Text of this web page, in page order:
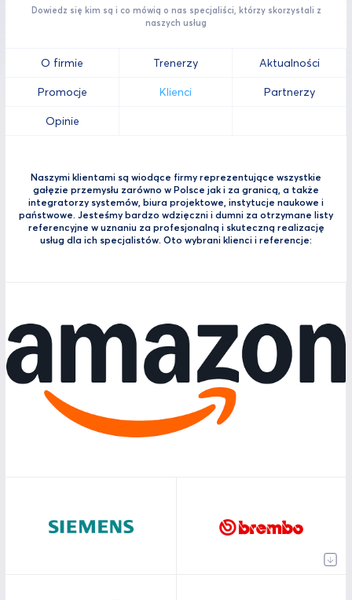
Dowiedz się kim są i co mówią o nas specjaliści, którzy skorzystali z
naszych usług
O firmie Trenerzy Aktualności
Promocje Klienci Partnerzy
Opinie
Naszymi klientami są wiodące firmy reprezentujące wszystkie
gałęzie przemysłu zarówno w Polsce jak i za granicą, a także
integratorzy systemów, biura projektowe, instytucje naukowe i
państwowe. Jesteśmy bardzo wdzięczni i dumni za otrzymane listy
referencyjne w uznaniu za profesjonalną i skuteczną realizację
usług dla ich specjalistów. Oto wybrani klienci i referencje: